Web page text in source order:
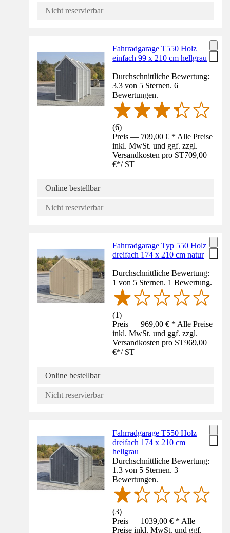
Nicht reservierbar
Fahrradgarage T550 Holz
einfach 99 x 210 cm hellgrau
Durchschnittliche Bewertung:
3.3 von 5 Sternen. 6
Bewertungen.
(6)
Preis — 709,00 € * Alle Preise
inkl. MwSt. und ggf. zzgl.
Versandkosten pro ST709,00
€*/ ST
Online bestellbar
Nicht reservierbar
Fahrradgarage Typ 550 Holz
dreifach 174 x 210 cm natur
Durchschnittliche Bewertung:
1 von 5 Sternen. 1 Bewertung.
(1)
Preis — 969,00 € * Alle Preise
inkl. MwSt. und ggf. zzgl.
Versandkosten pro ST969,00
€*/ ST
Online bestellbar
Nicht reservierbar
Fahrradgarage T550 Holz
dreifach 174 x 210 cm
hellgrau
Durchschnittliche Bewertung:
1.3 von 5 Sternen. 3
Bewertungen.
(3)
Preis — 1039,00 € * Alle
Preise inkl. MwSt. und ggf.